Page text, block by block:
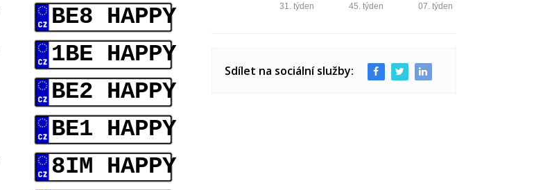
BE8 HAPPY
1BE HAPPY
BE2 HAPPY
BE1 HAPPY
8IM HAPPY
07. týden
45. týden
31. týden
Sdílet na sociální služby: